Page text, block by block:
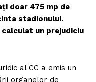
doar 475 mp de
stadionului.
un prejudiciu
al CC a emis un
organelor de